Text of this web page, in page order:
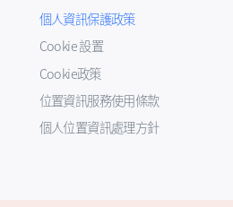
個人資訊保護政策
Cookie 設置
Cookie政策
位置資訊服務使用條款
個人位置資訊處理方針